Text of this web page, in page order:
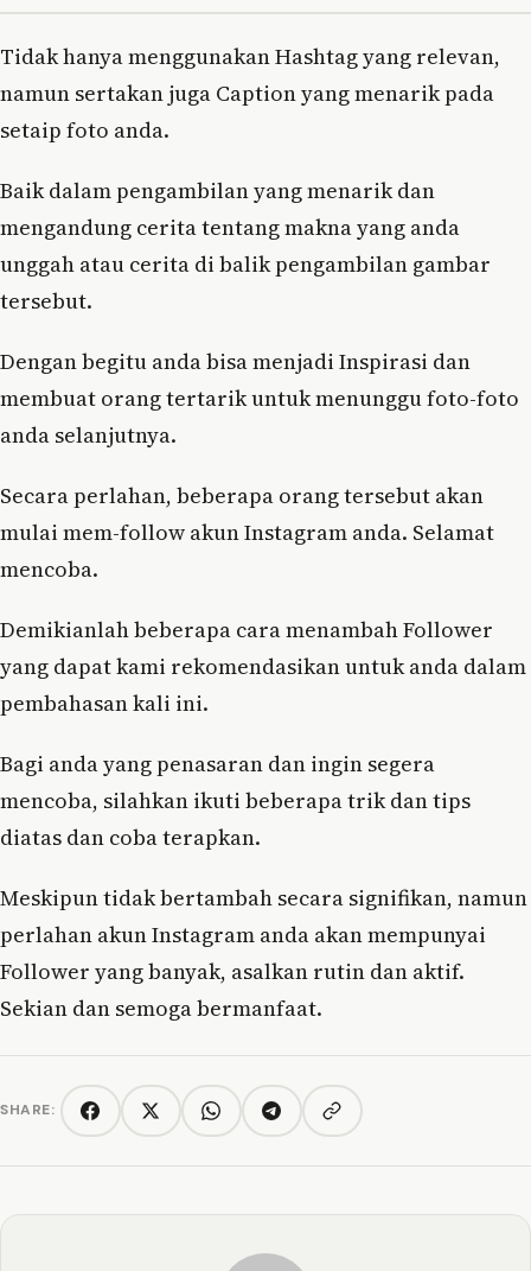
Tidak hanya menggunakan Hashtag yang relevan,
namun sertakan juga Caption yang menarik pada
setaip foto anda.
Baik dalam pengambilan yang menarik dan
mengandung cerita tentang makna yang anda
unggah atau cerita di balik pengambilan gambar
tersebut.
Dengan begitu anda bisa menjadi Inspirasi dan
membuat orang tertarik untuk menunggu foto-foto
anda selanjutnya.
Secara perlahan, beberapa orang tersebut akan
mulai mem-follow akun Instagram anda. Selamat
mencoba.
Demikianlah beberapa cara menambah Follower
yang dapat kami rekomendasikan untuk anda dalam
pembahasan kali ini.
Bagi anda yang penasaran dan ingin segera
mencoba, silahkan ikuti beberapa trik dan tips
diatas dan coba terapkan.
Meskipun tidak bertambah secara signifikan, namun
perlahan akun Instagram anda akan mempunyai
Follower yang banyak, asalkan rutin dan aktif.
Sekian dan semoga bermanfaat.
SHARE: FacebookTwitter/XWhatsAppTelegramCopy link